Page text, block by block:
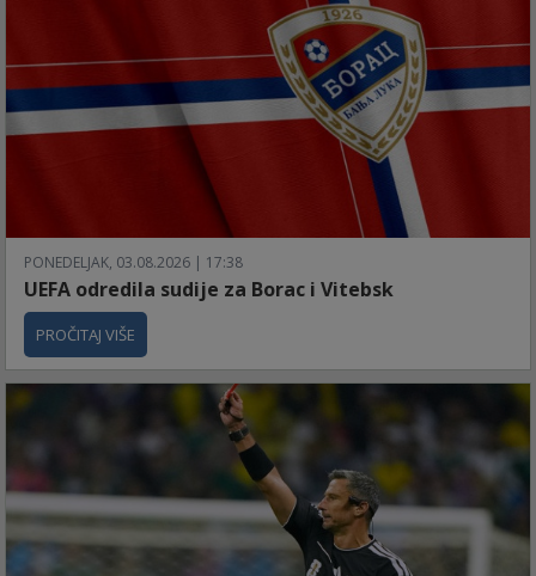
PONEDELJAK, 03.08.2026 | 17:38
UEFA odredila sudije za Borac i Vitebsk
PROČITAJ VIŠE